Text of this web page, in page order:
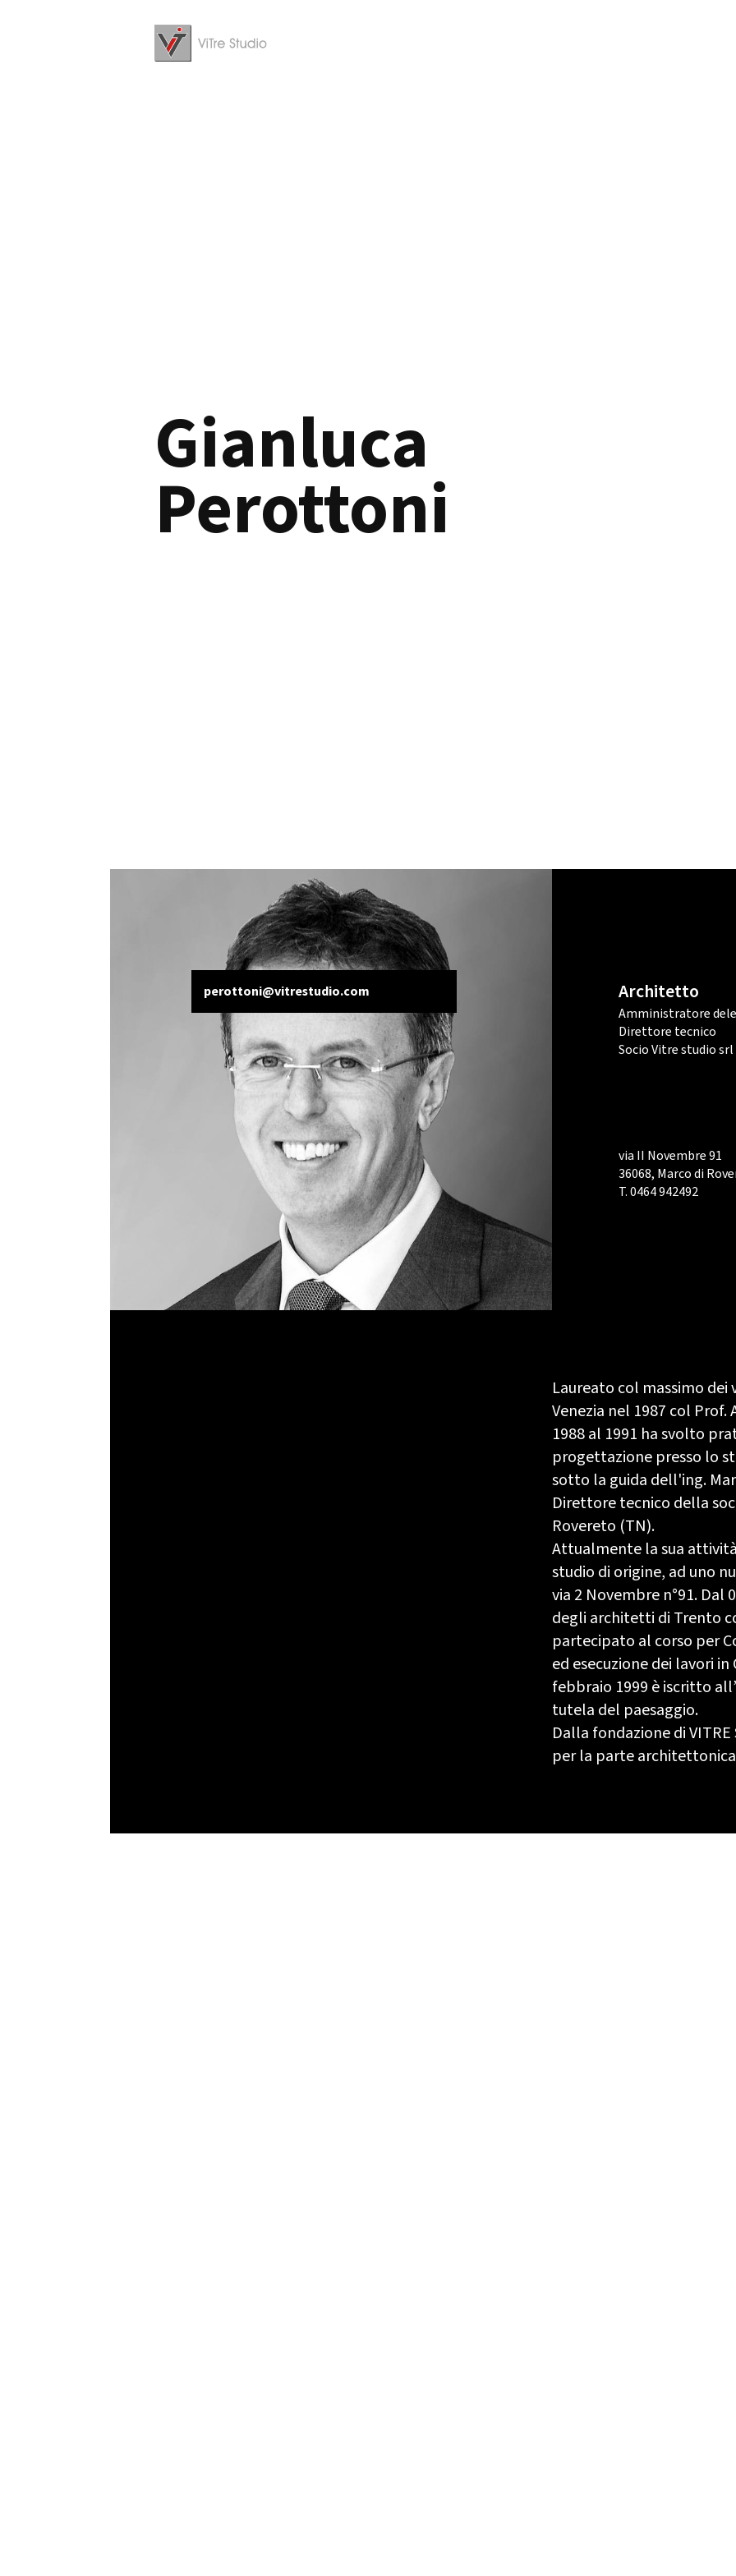
Gianluca
Perottoni
perottoni@vitrestudio.com Architetto
Amministratore
Direttore tecnico
Socio Vitre studio srl
via II Novembre 91
36068, Marco di
T. 0464 942492
Laureato col massimo
Venezia nel 1987 col
1988 al 1991 ha svolto
progettazione presso lo
sotto la guida dell'ing.
Direttore tecnico della
Rovereto (TN).
Attualmente la sua
studio di origine, ad uno
via 2 Novembre n°91. Dal
degli architetti di Trento
partecipato al corso per
ed esecuzione dei lavori
febbraio 1999 è iscritto
tutela del paesaggio.
Dalla fondazione di
per la parte